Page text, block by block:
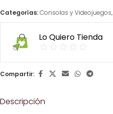
Categorías:Consolas y Videojuegos,
Lo Quiero Tienda
Compartir:
Descripción